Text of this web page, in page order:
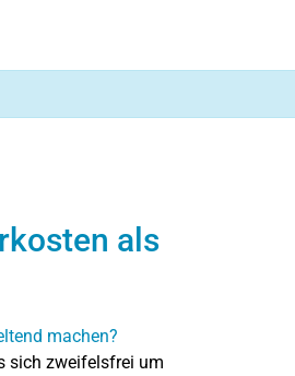
als
sich zweifelsfrei um